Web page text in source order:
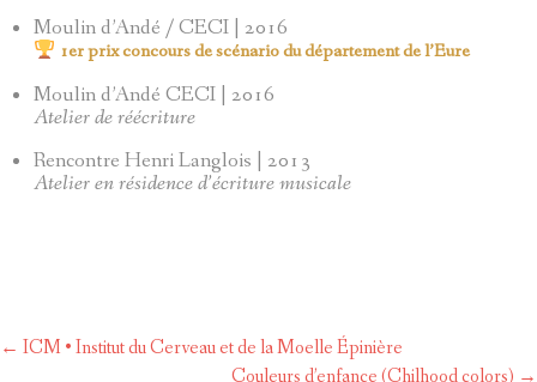
Moulin d’Andé / CECI | 2016
1er prix concours de scénario du département de l’Eure
Moulin d’Andé CECI | 2016
Atelier de réécriture
Rencontre Henri Langlois | 2013
Atelier en résidence d’écriture musicale
Post
← ICM • Institut du Cerveau et de la Moelle Épinière